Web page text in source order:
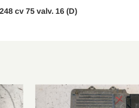
cv 75 valv. 16 (D)